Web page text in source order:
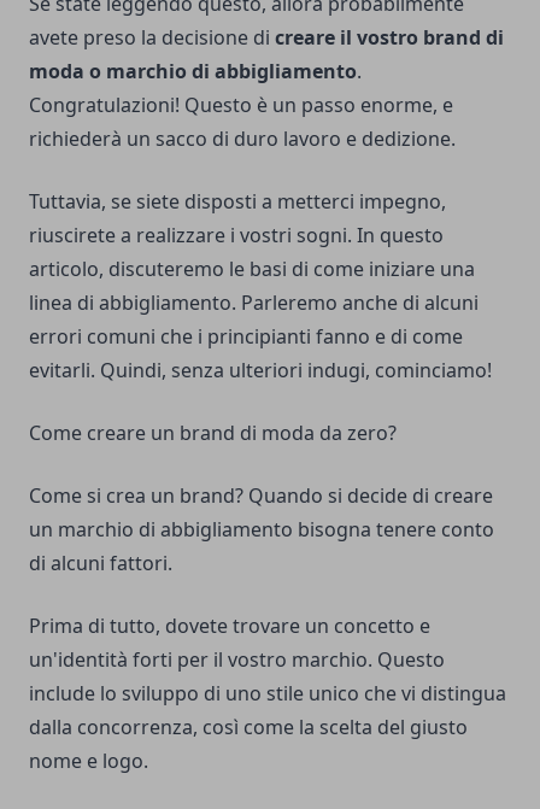
avete preso la decisione di creare il vostro brand di
moda o marchio di abbigliamento.
Congratulazioni! Questo è un passo enorme, e
richiederà un sacco di duro lavoro e dedizione.
Tuttavia, se siete disposti a metterci impegno,
riuscirete a realizzare i vostri sogni. In questo
articolo, discuteremo le basi di come iniziare una
linea di abbigliamento. Parleremo anche di alcuni
errori comuni che i principianti fanno e di come
evitarli. Quindi, senza ulteriori indugi, cominciamo!
Come creare un brand di moda da zero?
Come si crea un brand? Quando si decide di creare
un marchio di abbigliamento bisogna tenere conto
di alcuni fattori.
Prima di tutto, dovete trovare un concetto e
un'identità forti per il vostro marchio. Questo
include lo sviluppo di uno stile unico che vi distingua
dalla concorrenza, così come la scelta del giusto
nome e logo.